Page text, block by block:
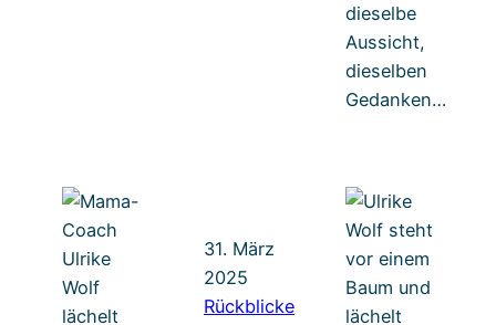
dieselbe
Aussicht,
dieselben
Gedanken…
31. März
2025
Rückblicke